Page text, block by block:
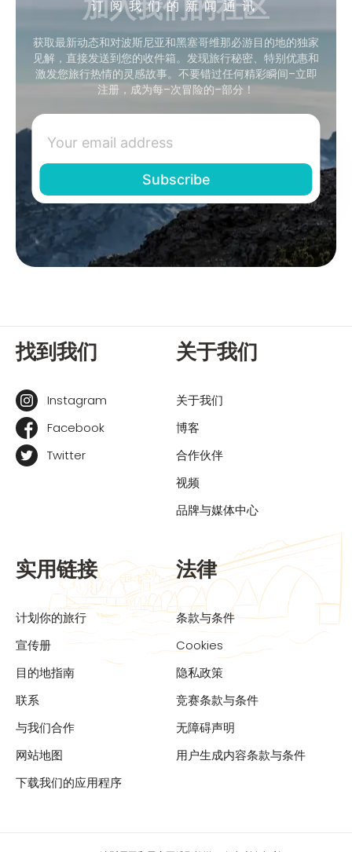
订阅我们的新闻通讯
获取最新动态和对波斯尼亚和黑塞哥维那必游目的地的独家
见解，直接发送到您的收件箱。发现旅行秘密、特别优惠和
激发您旅行热情的灵感故事。不要错过任何精彩瞬间–立即
注册，成为每–次冒险的–部分！
找到我们
Instagram
Facebook
Twitter
关于我们
关于我们
博客
合作伙伴
视频
品牌与媒体中心
实用链接
计划你的旅行
宣传册
目的地指南
联系
与我们合作
网站地图
下载我们的应用程序
法律
条款与条件
Cookies
隐私政策
竞赛条款与条件
无障碍声明
用户生成内容条款与条件